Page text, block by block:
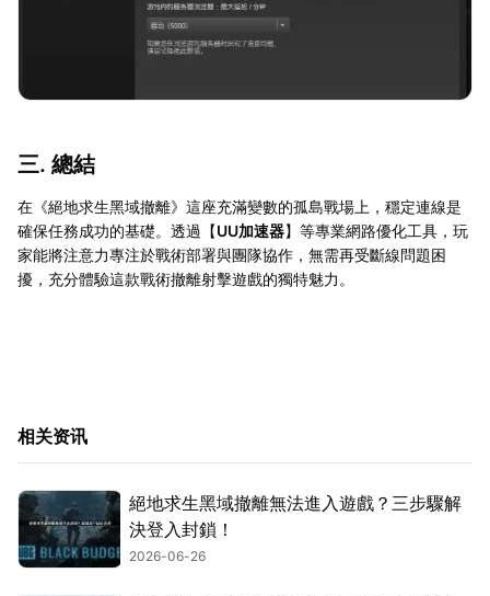
三. 總結
在《絕地求生黑域撤離》這座充滿變數的孤島戰場上，穩定連線是
確保任務成功的基礎。透過【UU加速器】等專業網路優化工具，玩
家能將注意力專注於戰術部署與團隊協作，無需再受斷線問題困
擾，充分體驗這款戰術撤離射擊遊戲的獨特魅力。
相关资讯
絕地求生黑域撤離無法進入遊戲？三步驟解
決登入封鎖！
2026-06-26